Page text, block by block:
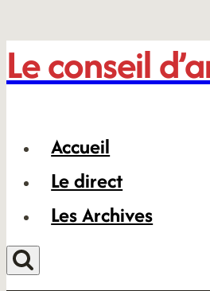
Aller
au
Le conseil
Accueil
Le direct
Les Archives